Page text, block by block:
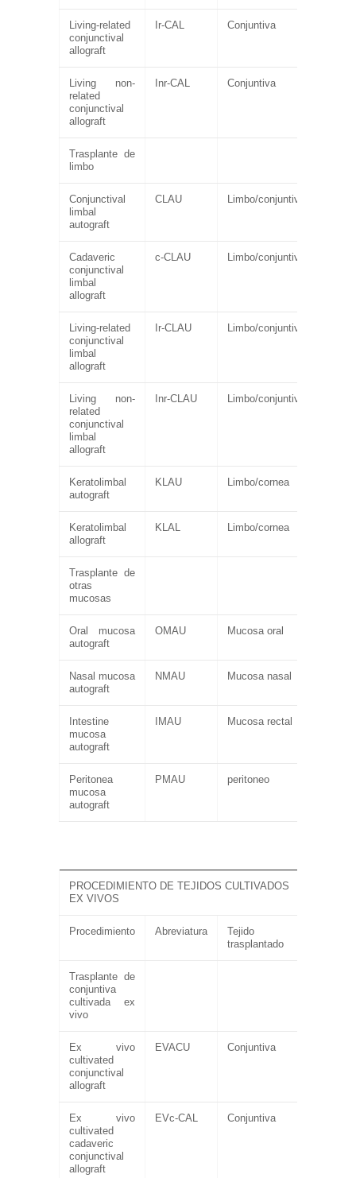
Living-related
conjunctival
allograft
Ir-CAL Conjuntiva
Living non-
related
conjunctival
allograft
Inr-CAL Conjuntiva
Trasplante de
limbo
Conjunctival
limbal
autograft
CLAU Limbo/conjuntiva
Cadaveric
conjunctival
limbal
allograft
c-CLAU Limbo/conjuntiva
Living-related
conjunctival
limbal
allograft
Ir-CLAU Limbo/conjuntiva
Living non-
related
conjunctival
limbal
allograft
Inr-CLAU Limbo/conjuntiva
Keratolimbal
autograft
KLAU Limbo/cornea
Keratolimbal
allograft
KLAL Limbo/cornea
Trasplante de
otras
mucosas
Oral mucosa
autograft
OMAU Mucosa oral
Nasal mucosa
autograft
NMAU Mucosa nasal
Intestine
mucosa
autograft
IMAU Mucosa rectal
Peritonea
mucosa
autograft
PMAU peritoneo
PROCEDIMIENTO DE TEJIDOS CULTIVADOS
EX VIVOS
Procedimiento Abreviatura
Tejido
trasplantado
Trasplante de
conjuntiva
cultivada ex
vivo
Ex vivo
cultivated
conjunctival
allograft
EVACU Conjuntiva
Ex vivo
cultivated
cadaveric
conjunctival
allograft
EVc-CAL Conjuntiva